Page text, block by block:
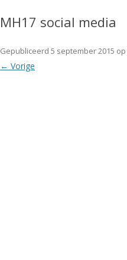
MH17 social media
Gepubliceerd 5 september 2015 op
← Vorige